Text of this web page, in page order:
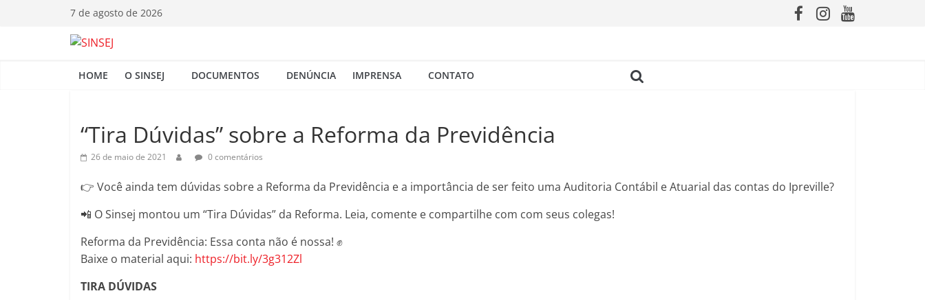
7 de agosto de 2026
S
N
S
E
HOME O SINSEJ DOCUMENTOS DENÚNCIA IMPRENSA CONTATO
“Tira Dúvidas” sobre a Reforma da Previdência
26 de maio de 2021 0 comentários
👉 Você ainda tem dúvidas sobre a Reforma da Previdência e a importância de ser feito uma Auditoria Contábil e Atuarial das contas do Ipreville?
📲 O Sinsej montou um “Tira Dúvidas” da Reforma. Leia, comente e compartilhe com com seus colegas!
Reforma da Previdência: Essa conta não é nossa! ✊
Baixe o material aqui: https://bit.ly/3g312Zl
TIRA DÚVIDAS